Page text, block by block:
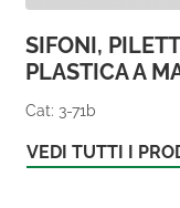
SIFONI,
PLASTICA A
Cat: 3-71b
VEDI TUTTI I